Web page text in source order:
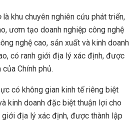
là khu chuyên nghiên cứu phát triển,
ươm tạo doanh nghiệp công nghệ
nghệ cao, sản xuất và kinh doanh
có ranh giới địa lý xác định, được
Chính phủ.
có không gian kinh tế riêng biệt
kinh doanh đặc biệt thuận lợi cho
giới địa lý xác định, được thành lập